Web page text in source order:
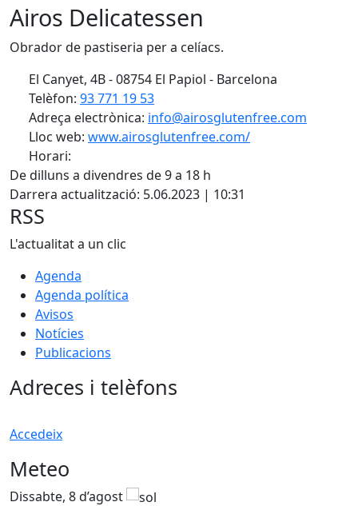
Airos Delicatessen
Obrador de pastiseria per a celíacs.
El Canyet, 4B - 08754 El Papiol - Barcelona
Telèfon: 93 771 19 53
Adreça electrònica: info@airosglutenfree.com
Lloc web: www.airosglutenfree.com/
Horari:
De dilluns a divendres de 9 a 18 h
Darrera actualització: 5.06.2023 | 10:31
RSS
L'actualitat a un clic
Agenda
Agenda política
Avisos
Notícies
Publicacions
Adreces i telèfons
Accedeix
Meteo
Dissabte, 8 d’agost